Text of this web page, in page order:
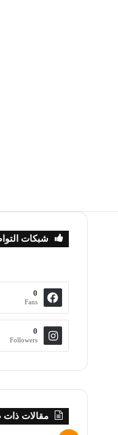
شبكات
0
Fans
0
Followers
مقالات ذات